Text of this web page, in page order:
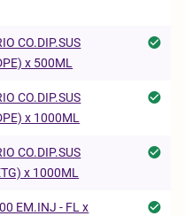
CO.DIP.SUS
x 500ML
CO.DIP.SUS
x 1000ML
CO.DIP.SUS
x 1000ML
EM.INJ - FL x